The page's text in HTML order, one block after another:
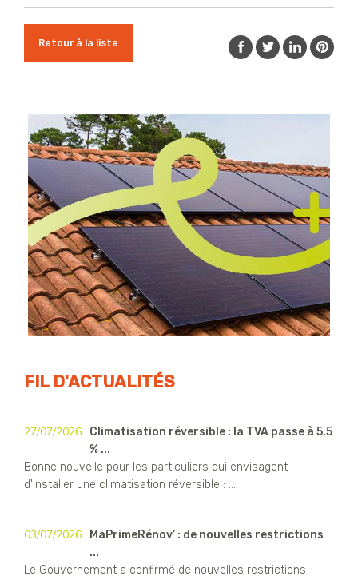
Retour à la liste
FIL D'ACTUALITÉS
27/07/2026
Climatisation réversible : la TVA passe à 5,5
% ...
Bonne nouvelle pour les particuliers qui envisagent
d'installer une climatisation réversible : ...
03/07/2026
MaPrimeRénov’ : de nouvelles restrictions
...
Le Gouvernement a confirmé de nouvelles restrictions